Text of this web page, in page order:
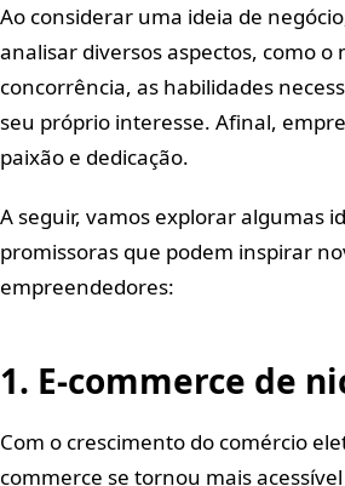
Ao considerar uma ideia de
analisar diversos aspectos, como o
concorrência, as habilidades
seu próprio interesse. Afinal,
paixão e dedicação.
A seguir, vamos explorar algumas
promissoras que podem inspirar
empreendedores:
1. E-commerce de
Com o crescimento do comércio
commerce se tornou mais